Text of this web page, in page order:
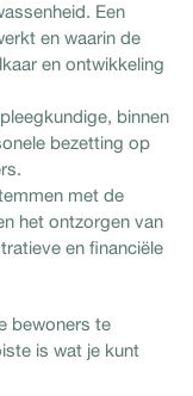
Een
en waarin de
en ontwikkeling
binnen
bezetting op
met de
het ontzorgen van
en financiële
bewoners te
is wat je kunt